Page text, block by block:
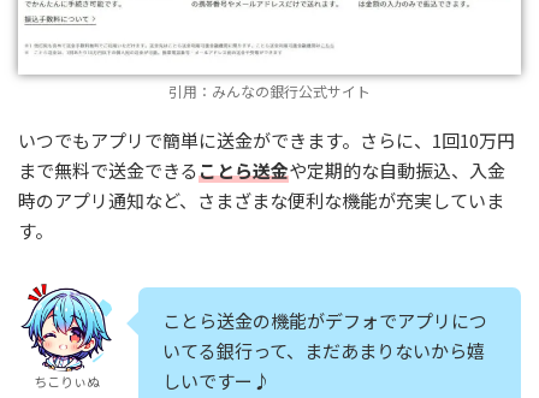
引用：みんなの銀行公式サイト
いつでもアプリで簡単に送金ができます。さらに、1回10万円
まで無料で送金できることら送金や定期的な自動振込、入金
時のアプリ通知など、さまざまな便利な機能が充実していま
す。
ちこりぃぬ
ことら送金の機能がデフォでアプリにつ
いてる銀行って、まだあまりないから嬉
しいですー♪